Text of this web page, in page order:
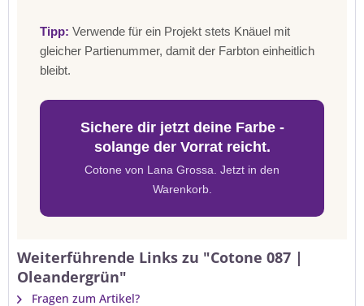
Tipp: Verwende für ein Projekt stets Knäuel mit
gleicher Partienummer, damit der Farbton einheitlich
bleibt.
Sichere dir jetzt deine Farbe -
solange der Vorrat reicht.
Cotone von Lana Grossa. Jetzt in den
Warenkorb.
Weiterführende Links zu "Cotone 087 |
Oleandergrün"
Fragen zum Artikel?